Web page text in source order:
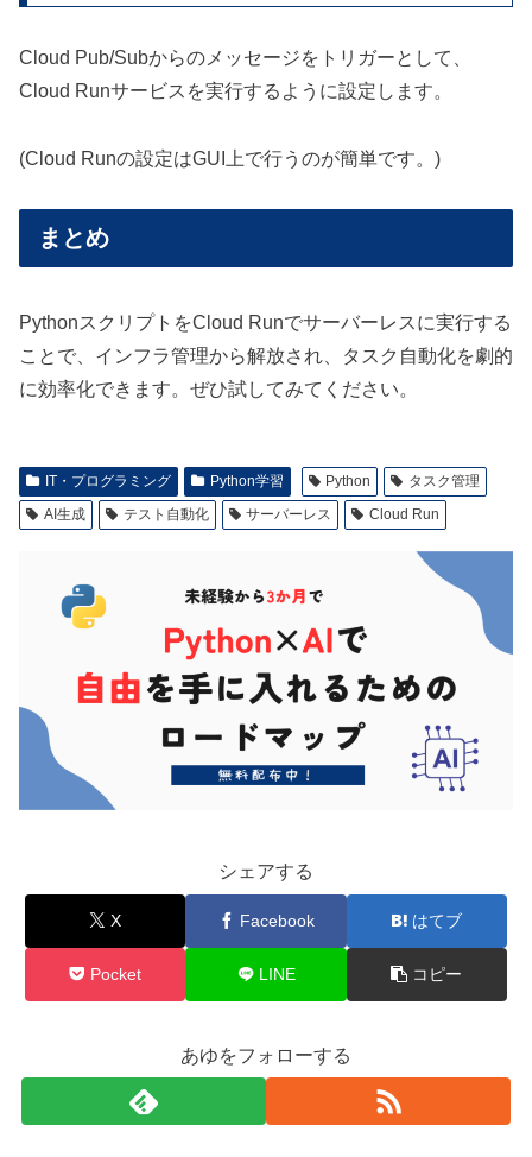
Cloud Pub/Subからのメッセージをトリガーとして、
Cloud Runサービスを実行するように設定します。
(Cloud Runの設定はGUI上で行うのが簡単です。)
まとめ
PythonスクリプトをCloud Runでサーバーレスに実行する
ことで、インフラ管理から解放され、タスク自動化を劇的
に効率化できます。ぜひ試してみてください。
IT・プログラミング Python学習 Python
タスク管理
AI生成
テスト自動化 サーバーレス Cloud Run
シェアする
X Facebook はてブ
Pocket LINE コピー
あゆをフォローする